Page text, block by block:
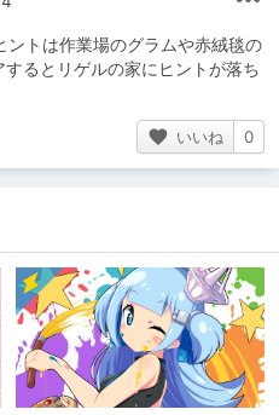
トは作業場のグラムや赤絨毯の
るとリゲルの家にヒントが落ち
いいね 0